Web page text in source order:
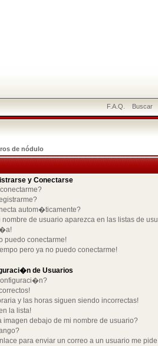
F.A.Q. Buscar
de nódulo
y Conectarse
autom�ticamente?
de usuario aparezca en las listas de
conectarme!
pero ya no puedo conectarme!
de Usuarios
y las horas siguen siendo incorrectas!
la lista!
debajo de mi nombre de usuario?
para enviar un correo a un usuario me